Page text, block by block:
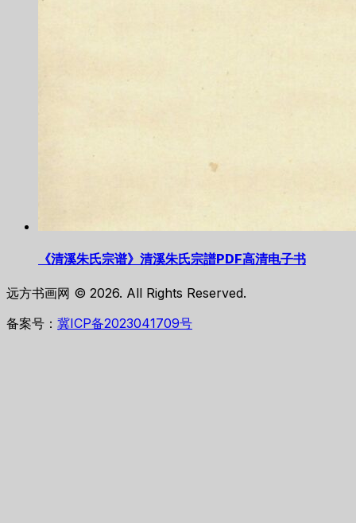
《清溪朱氏宗谱》清溪朱氏宗譜PDF高清电子书
远方书画网 © 2026. All Rights Reserved.
备案号： 冀ICP备2023041709号